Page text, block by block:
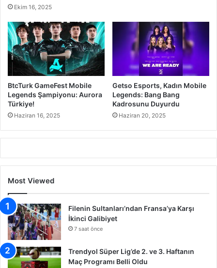
Ekim 16, 2025
BtcTurk GameFest Mobile
Legends Şampiyonu: Aurora
Türkiye!
Haziran 16, 2025
Getso Esports, Kadın Mobile
Legends: Bang Bang
Kadrosunu Duyurdu
Haziran 20, 2025
Most Viewed
Filenin Sultanları’ndan Fransa’ya Karşı
İkinci Galibiyet
7 saat önce
Trendyol Süper Lig’de 2. ve 3. Haftanın
Maç Programı Belli Oldu